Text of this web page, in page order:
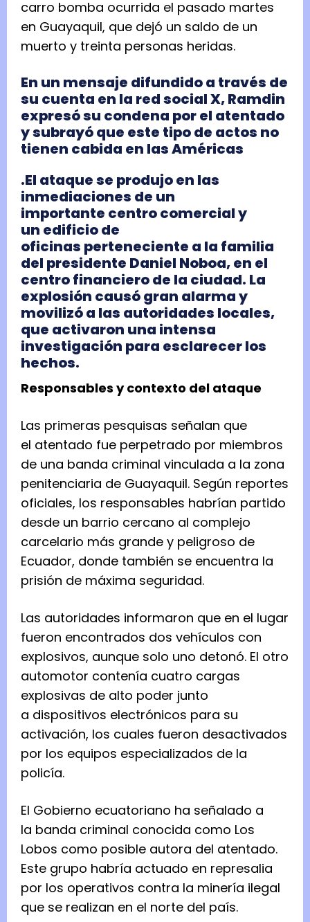
carro bomba ocurrida el pasado martes
en Guayaquil, que dejó un saldo de un
muerto y treinta personas heridas.
En un mensaje difundido a través de
su cuenta en la red social X, Ramdin
expresó su condena por el atentado
y subrayó que este tipo de actos no
tienen cabida en las Américas
.El ataque se produjo en las
inmediaciones de un
importante centro comercial y
un edificio de
oficinas perteneciente a la familia
del presidente Daniel Noboa, en el
centro financiero de la ciudad. La
explosión causó gran alarma y
movilizó a las autoridades locales,
que activaron una intensa
investigación para esclarecer los
hechos.
Responsables y contexto del ataque
Las primeras pesquisas señalan que
el atentado fue perpetrado por miembros
de una banda criminal vinculada a la zona
penitenciaria de Guayaquil. Según reportes
oficiales, los responsables habrían partido
desde un barrio cercano al complejo
carcelario más grande y peligroso de
Ecuador, donde también se encuentra la
prisión de máxima seguridad.
Las autoridades informaron que en el lugar
fueron encontrados dos vehículos con
explosivos, aunque solo uno detonó. El otro
automotor contenía cuatro cargas
explosivas de alto poder junto
a dispositivos electrónicos para su
activación, los cuales fueron desactivados
por los equipos especializados de la
policía.
El Gobierno ecuatoriano ha señalado a
la banda criminal conocida como Los
Lobos como posible autora del atentado.
Este grupo habría actuado en represalia
por los operativos contra la minería ilegal
que se realizan en el norte del país.